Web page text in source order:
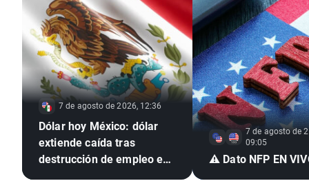
7 de agosto de 2026, 12:36
Dólar hoy México: dólar
extiende caída tras
destrucción de empleo en
7 de agosto de
09:05
⚠️ Dato NFP EN